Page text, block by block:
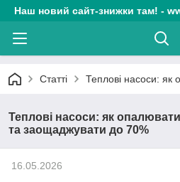
Наш новий сайт-знижки там! -
Статті Теплові насоси: як
Теплові насоси: як
та заощаджувати до 70%
16.05.2026